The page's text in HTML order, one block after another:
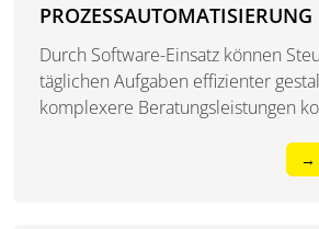
PROZESSAUTOMATISIERUNG
Durch Software-Einsatz können
täglichen Aufgaben effizienter
komplexere Beratungsleistungen
→